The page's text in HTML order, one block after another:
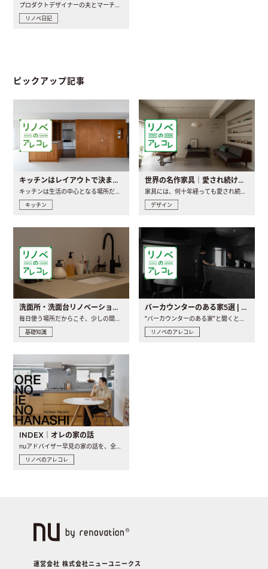
プロダクトデザイナーの夫とマーチャンダイザーの妻が、夫婦で..
リノベ日記
ピックアップ記事
キッチンはレイアウトで決まる。後悔しないための考え方と選び方
キッチンは生活の中心となる場所だからこそ、家の中のどこに置..
キッチン
世界の名作家具｜愛され続ける理由と一生モノとの出会い方
家具には、何十年経っても愛され続ける「名作」と呼ばれるもの..
デザイン
洗面所・洗面台リノベーションの事例と間取りアイデア
毎日使う場所だからこそ、少しの間取りの工夫や素材の選び方で..
基礎知識
バーカウンターのある家5選 | 日常に馴染む“距離の近い”キッチンとは
“バーカウンターのある家”と聞くと、少し特別な、大人のための..
リノベのアレコレ
INDEX｜オレの家の話
nuアドバイザー早見の家の話を、全4話でお届け。リノベーションを..
リノベのアレコレ
運営会社 株式会社ニューユニークス